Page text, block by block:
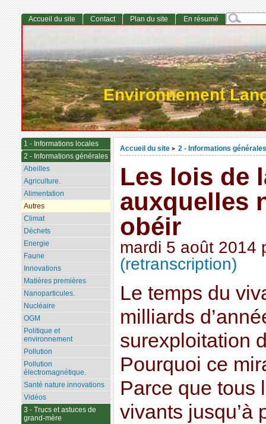
Environnement
Accueil du site > 2 - Informations générales
Les lois de
auxquelles
obéir
mardi 5 août 2014
(retranscription)
Le temps du
milliards
surexploitation
Pourquoi ce
Parce que tous
vivants jusqu’à
Accueil du site Contact Plan du site En résumé
1 - Informations locales
2 - Informations générales
Abeilles
Agriculture.
Alimentation
Autres
Climat
Déchets
Energie
Faune
Innovations
Matières premières
Nanoparticules.
Nucléaire
OGM
Politique et
environnement
Pollution
Pollution
électromagnétique.
Santé nature innovations
Vidéos
3 - Trucs et astuces de
grand-mère